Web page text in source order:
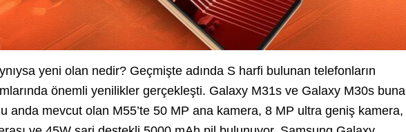
yeni olan nedir? Geçmişte adında S harfi bulunan telefonların
önemli yenilikler gerçekleşti. Galaxy M31s ve Galaxy M30s buna
anda mevcut olan M55’te 50 MP ana kamera, 8 MP ultra geniş kamera,